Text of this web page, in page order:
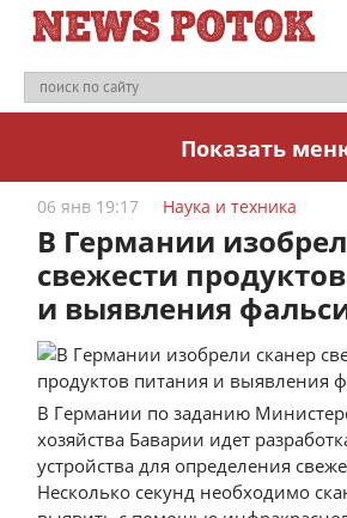
Показать
06 янв 19:17 Наука и техника
В Германии
свежести
и выявления
В Германии по заданию
хозяйства Баварии идет
устройства для определения
Несколько секунд необходимо